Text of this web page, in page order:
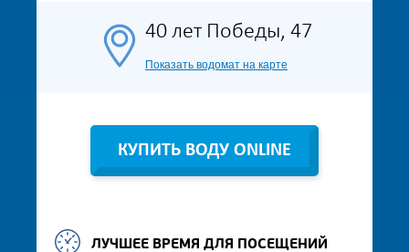
40 лет Победы, 47
Показать водомат на карте
КУПИТЬ ВОДУ ONLINE
ЛУЧШЕЕ ВРЕМЯ ДЛЯ ПОСЕЩЕНИЙ